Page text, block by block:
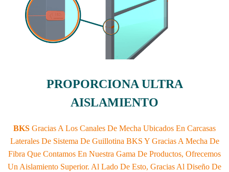
PROPORCIONA ULTRA
AISLAMIENTO
BKS Gracias A Los Canales De Mecha Ubicados En Carcasas
Laterales De Sistema De Guillotina BKS Y Gracias A Mecha De
Fibra Que Contamos En Nuestra Gama De Productos, Ofrecemos
Un Aislamiento Superior. Al Lado De Esto, Gracias Al Diseño De